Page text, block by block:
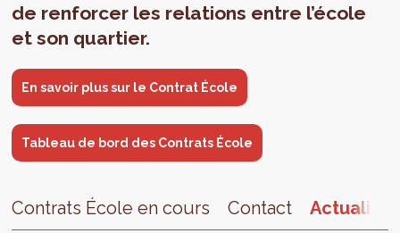
de renforcer les relations entre l’école
et son quartier.
En savoir plus sur le Contrat École
Tableau de bord des Contrats École
Contrats École en cours Contact Actualités